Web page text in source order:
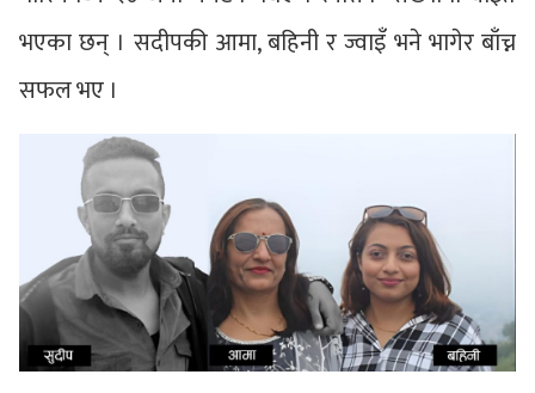
भएका छन् । सदीपकी आमा, बहिनी र ज्वाइँ भने भागेर बाँच्न
सफल भए ।